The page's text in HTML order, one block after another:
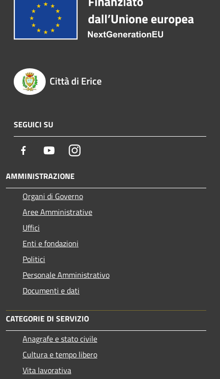
Città di Erice
SEGUICI SU
Facebook YoutubeInstagram
AMMINISTRAZIONE
Organi di Governo
Aree Amministrative
Uffici
Enti e fondazioni
Politici
Personale Amministrativo
Documenti e dati
CATEGORIE DI SERVIZIO
Anagrafe e stato civile
Cultura e tempo libero
Vita lavorativa